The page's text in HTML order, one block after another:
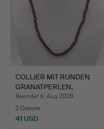
COLLIER MIT RUNDEN
GRANATPERLEN,
VERGOLDET…
Beendet 6. Aug 2026
2 Gebote
41 USD